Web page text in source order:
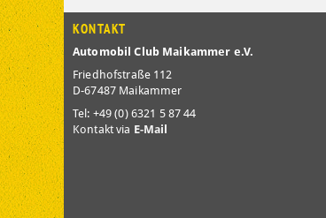
KONTAKT
Automobil Club Maikammer e.V.
Friedhofstraße 112
D-67487 Maikammer
Tel: +49 (0) 6321 5 87 44
Kontakt via E-Mail